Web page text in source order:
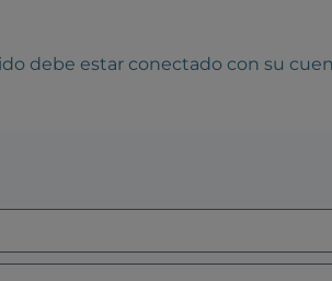
debe estar conectado con su